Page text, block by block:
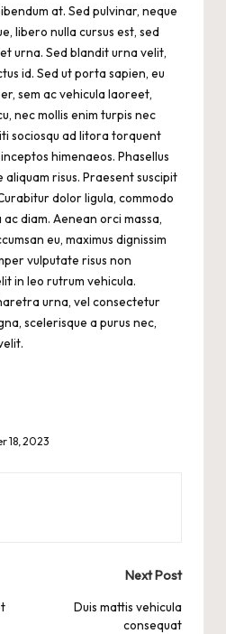
at. Sed pulvinar, neque
libero nulla cursus est, sed
urna. Sed blandit urna velit,
id. Sed ut porta sapien, eu
sem ac vehicula laoreet,
nec mollis enim turpis nec
sociosqu ad litora torquent
himenaeos. Phasellus
risus. Praesent suscipit
dolor ligula, commodo
diam. Aenean orci massa,
eu, maximus dignissim
vulputate risus non
in leo rutrum vehicula.
urna, vel consectetur
scelerisque a purus nec,
18, 2023
Next Post
Duis mattis vehicula
consequat